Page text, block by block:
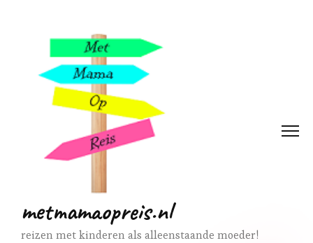
metmamaopreis.nl
reizen met kinderen als alleenstaande moeder!